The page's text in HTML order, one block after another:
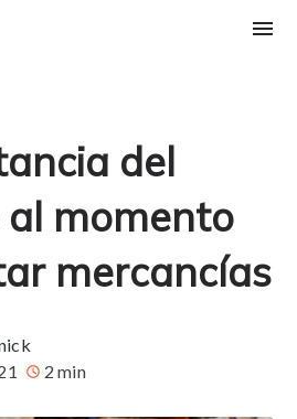
del
momento
mercancías
2 min